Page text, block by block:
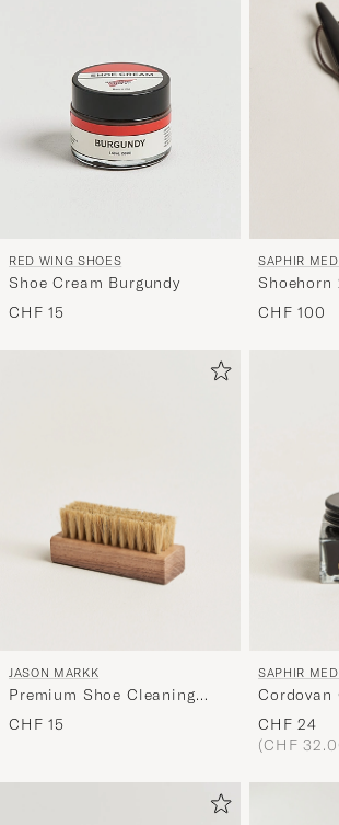
RED WING SHOES
Shoe Cream Burgundy
CHF 15
SAPHIR
Shoehorn
CHF 100
JASON MARKK
Premium Shoe Cleaning
Brush
CHF 15
SAPHIR
Cordovan
Black
CHF 24
(CHF